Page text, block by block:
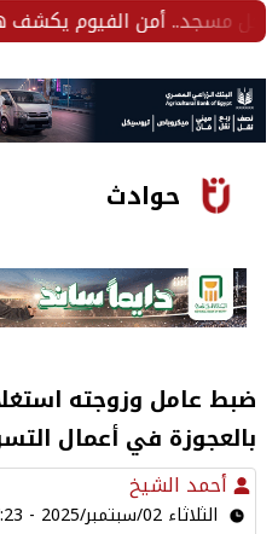
مسجد.. أمن الفيوم يكشف
حوادث
ضبط عامل وزوجته
بالعجوزة في أعمال
أحمد الشيخ
الثلاثاء 02/سبتمبر/2025 - 07:23 م